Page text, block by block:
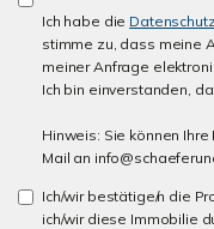
Ich habe die
stimme zu, dass meine
meiner Anfrage
Ich bin einverstanden,
Hinweis: Sie können
Mail an
Ich/wir bestätige/n die
ich/wir diese Immobilie